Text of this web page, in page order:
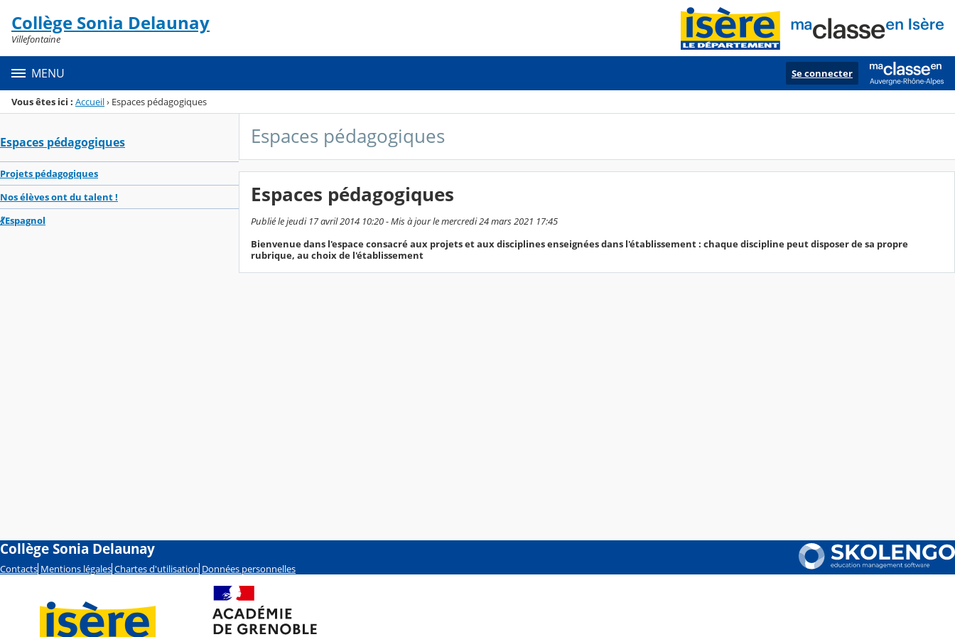
Menu de la rubrique
Contenu
Collège Sonia Delaunay
Villefontaine
MENU Se connecter
Vous êtes ici : Accueil› Espaces pédagogiques
Espaces pédagogiques
Projets pédagogiques
Nos élèves ont du talent !
💃Espagnol
Espaces pédagogiques
Espaces pédagogiques
Publié le jeudi 17 avril 2014 10:20 - Mis à jour le mercredi 24 mars 2021 17:45
Bienvenue dans l'espace consacré aux projets et aux disciplines enseignées dans l'établissement : chaque discipline peut disposer de sa propre
rubrique, au choix de l'établissement
Collège Sonia Delaunay
Contacts Mentions légales Chartes d'utilisation Données personnelles